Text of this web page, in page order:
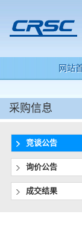
网站
采购信息
竞谈公告
询价公告
成交结果